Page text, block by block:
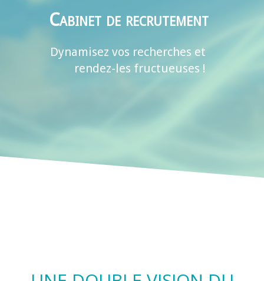
Cabinet de recrutement
Dynamisez vos recherches et
rendez-les fructueuses !